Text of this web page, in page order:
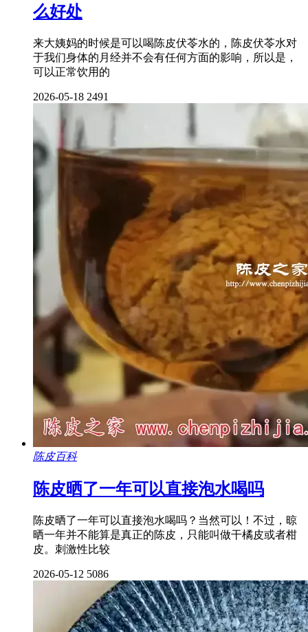
么好处
来大姨妈的时候是可以喝陈皮伏苓水的，陈皮伏苓水对
于我们身体的月经并不会有任何方面的影响，所以是，
可以正常饮用的
2026-05-18 2491
陈皮百科
陈皮晒了一年可以直接泡水喝吗
陈皮晒了一年可以直接泡水喝吗？当然可以！不过，晾
晒一年并不能算是真正的陈皮，只能叫做干橘皮或者柑
皮。刺激性比较
2026-05-12 5086